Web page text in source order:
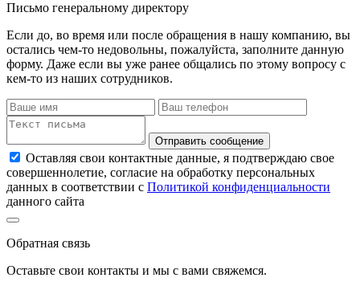
Письмо генеральному директору
Если до, во время или после обращения в нашу компанию, вы
остались чем-то недовольны, пожалуйста, заполните данную
форму. Даже если вы уже ранее общались по этому вопросу с
кем-то из наших сотрудников.
Отправить сообщение
Оставляя свои контактные данные, я подтверждаю свое
совершеннолетие, согласие на обработку персональных
данных в соответствии с Политикой конфиденциальности
данного сайта
Обратная связь
Оставьте свои контакты и мы с вами свяжемся.